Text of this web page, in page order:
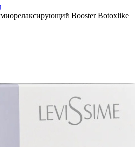
Booster Botoxlike